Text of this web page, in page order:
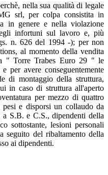
nella sua qualità di legale
srl, per colpa consistita in
in genere e nella violazione
infortuni sul lavoro e, più
n. 626 del 1994 -); per non
al momento della vendita
" Torre Trabes Euro 29 " le
per avere conseguentemente
di montaggio della struttura,
in caso di struttura all'aperto
per mezzo di quattro
e disporsi un collaudo da
S.B. e C.S., dipendenti della
sottostante, lesioni personali
seguito del ribaltamento della
ai dipendenti.